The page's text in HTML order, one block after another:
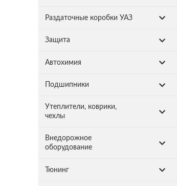
Раздаточные коробки УАЗ
Защита
Автохимия
Подшипники
Утеплители, коврики,
чехлы
Внедорожное
оборудование
Тюнинг